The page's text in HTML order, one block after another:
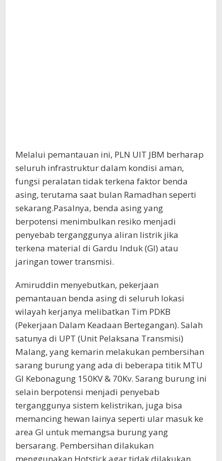
Melalui pemantauan ini, PLN UIT JBM berharap
seluruh infrastruktur dalam kondisi aman,
fungsi peralatan tidak terkena faktor benda
asing, terutama saat bulan Ramadhan seperti
sekarang.Pasalnya, benda asing yang
berpotensi menimbulkan resiko menjadi
penyebab terganggunya aliran listrik jika
terkena material di Gardu Induk (GI) atau
jaringan tower transmisi.
Amiruddin menyebutkan, pekerjaan
pemantauan benda asing di seluruh lokasi
wilayah kerjanya melibatkan Tim PDKB
(Pekerjaan Dalam Keadaan Bertegangan). Salah
satunya di UPT (Unit Pelaksana Transmisi)
Malang, yang kemarin melakukan pembersihan
sarang burung yang ada di beberapa titik MTU
GI Kebonagung 150KV & 70Kv. Sarang burung ini
selain berpotensi menjadi penyebab
terganggunya sistem kelistrikan, juga bisa
memancing hewan lainya seperti ular masuk ke
area GI untuk memangsa burung yang
bersarang. Pembersihan dilakukan